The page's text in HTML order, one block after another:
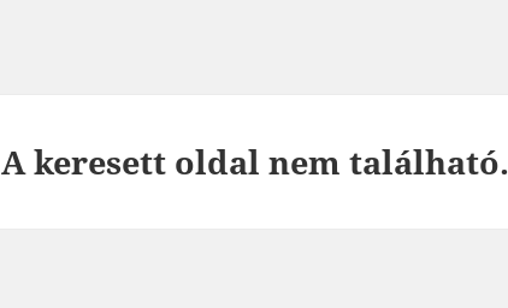
A keresett oldal nem található.